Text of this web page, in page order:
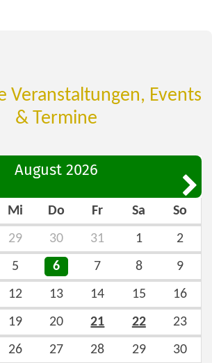
Veranstaltungen, Events
& Termine
August 2026
Mi Do Fr Sa So
29 30 31 1
2
5 6 7 8
9
12 13 14 15
16
19 20 21 22
23
26 27 28 29 30